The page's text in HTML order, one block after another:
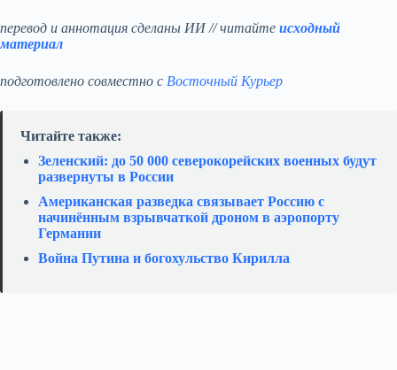
перевод и аннотация сделаны ИИ // читайте исходный
материал
подготовлено совместно с Восточный Курьер
Читайте также:
Зеленский: до 50 000 северокорейских военных будут
развернуты в России
Американская разведка связывает Россию с
начинённым взрывчаткой дроном в аэропорту
Германии
Война Путина и богохульство Кирилла